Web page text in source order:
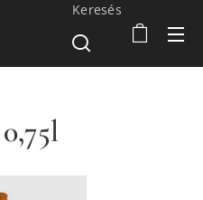
Keresés